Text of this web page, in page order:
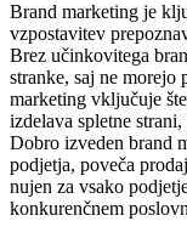
Brand marketing je
vzpostavitev
Brez učinkovitega
stranke, saj ne morejo
marketing vključuje
izdelava spletne
Dobro izveden brand
podjetja, poveča
nujen za vsako
konkurenčnem